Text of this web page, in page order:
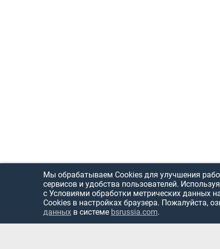
Мы обрабатываем Cookies для улучшения
сервисов и удобства пользователей.
с Условиями обработки метрических данных
Cookies в настройках браузера. Пожалуйста,
данных в системе bsrussia.com.